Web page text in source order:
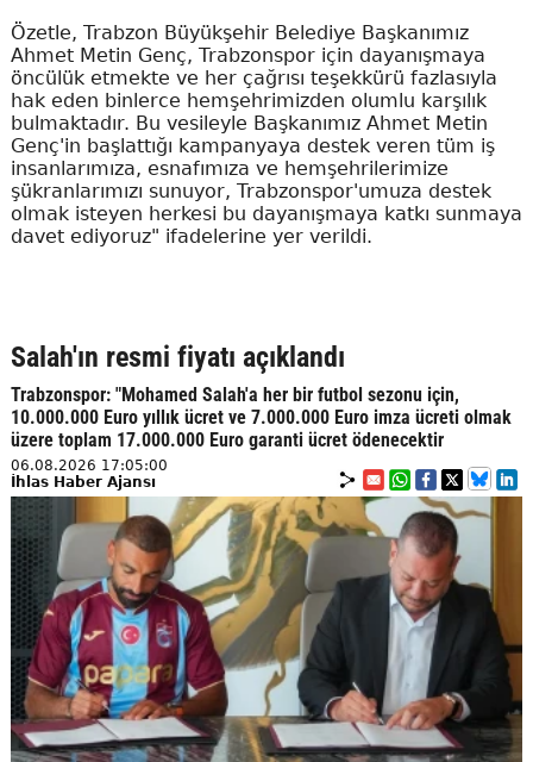
Özetle, Trabzon Büyükşehir Belediye Başkanımız
Ahmet Metin Genç, Trabzonspor için dayanışmaya
öncülük etmekte ve her çağrısı teşekkürü fazlasıyla
hak eden binlerce hemşehrimizden olumlu karşılık
bulmaktadır. Bu vesileyle Başkanımız Ahmet Metin
Genç'in başlattığı kampanyaya destek veren tüm iş
insanlarımıza, esnafımıza ve hemşehrilerimize
şükranlarımızı sunuyor, Trabzonspor'umuza destek
olmak isteyen herkesi bu dayanışmaya katkı sunmaya
davet ediyoruz" ifadelerine yer verildi.
Salah'ın resmi fiyatı açıklandı
Trabzonspor: "Mohamed Salah'a her bir futbol sezonu için,
10.000.000 Euro yıllık ücret ve 7.000.000 Euro imza ücreti olmak
üzere toplam 17.000.000 Euro garanti ücret ödenecektir
06.08.2026 17:05:00
İhlas Haber Ajansı